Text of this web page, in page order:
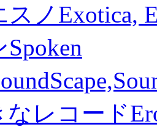
スノ Exotica,
Spoken
なレコード